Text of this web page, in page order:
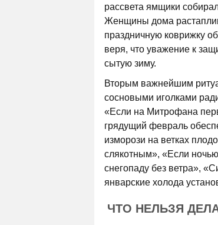
рассвета ямщики
Женщины дома
праздничную коврижку
веря, что уважение к
сытую зиму.
Вторым важнейшим
сосновыми иголками
«Если на Митрофана
грядущий февраль
изморози на ветках
слякотным», «Если
снегопаду без ветра»,
январские холода
ЧТО НЕЛЬЗЯ